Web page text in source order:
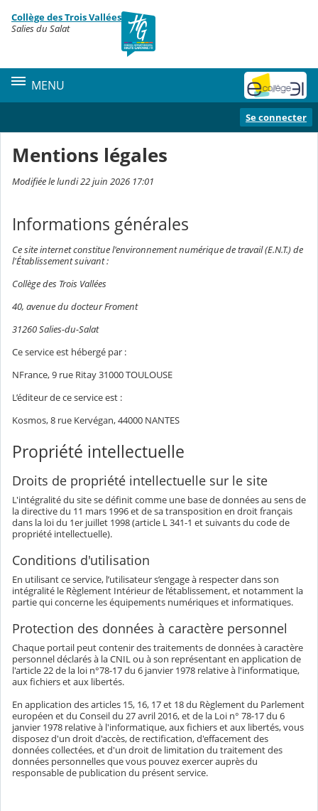
Contenu
Collège des Trois Vallées
Salies du Salat
MENU
Se connecter
Mentions légales
Modifiée le lundi 22 juin 2026 17:01
Informations générales
Ce site internet constitue l'environnement numérique de travail (E.N.T.) de
l'Établissement suivant :
Collège des Trois Vallées
40, avenue du docteur Froment
31260 Salies-du-Salat
Ce service est hébergé par :
NFrance, 9 rue Ritay 31000 TOULOUSE
L’éditeur de ce service est :
Kosmos, 8 rue Kervégan, 44000 NANTES
Propriété intellectuelle
Droits de propriété intellectuelle sur le site
L'intégralité du site se définit comme une base de données au sens de
la directive du 11 mars 1996 et de sa transposition en droit français
dans la loi du 1er juillet 1998 (article L 341-1 et suivants du code de
propriété intellectuelle).
Conditions d'utilisation
En utilisant ce service, l’utilisateur s’engage à respecter dans son
intégralité le Règlement Intérieur de l’établissement, et notamment la
partie qui concerne les équipements numériques et informatiques.
Protection des données à caractère personnel
Chaque portail peut contenir des traitements de données à caractère
personnel déclarés à la CNIL ou à son représentant en application de
l'article 22 de la loi n°78-17 du 6 janvier 1978 relative à l'informatique,
aux fichiers et aux libertés.
En application des articles 15, 16, 17 et 18 du Règlement du Parlement
européen et du Conseil du 27 avril 2016, et de la Loi n° 78-17 du 6
janvier 1978 relative à l'informatique, aux fichiers et aux libertés, vous
disposez d'un droit d'accès, de rectification, d'effacement des
données collectées, et d'un droit de limitation du traitement des
données personnelles que vous pouvez exercer auprès du
responsable de publication du présent service.